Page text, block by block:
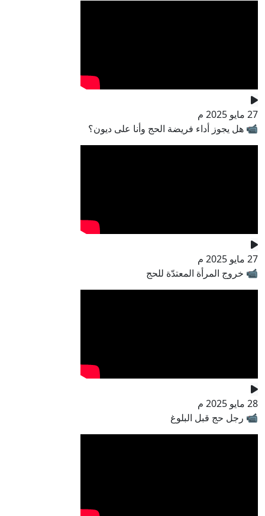
27 مايو 2025 م
📹 هل يجوز أداء فريضة الحج وأنا على ديون؟
27 مايو 2025 م
📹 خروج المرأة المعتدّة للحج
28 مايو 2025 م
📹 رجل حج قبل البلوغ